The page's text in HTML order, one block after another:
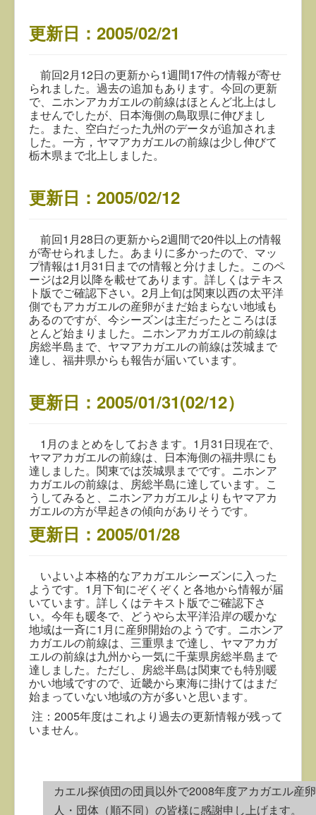
更新日：2005/02/21
前回2月12日の更新から1週間17件の情報が寄せ
られました。過去の追加もあります。今回の更新
で、ニホンアカガエルの前線はほとんど北上はし
ませんでしたが、日本海側の鳥取県に伸びまし
た。また、空白だった九州のデータが追加されま
した。一方，ヤマアカガエルの前線は少し伸びて
栃木県まで北上しました。
更新日：2005/02/12
前回1月28日の更新から2週間で20件以上の情報
が寄せられました。あまりに多かったので、マッ
プ情報は1月31日までの情報と分けました。このペ
ージは2月以降を載せてあります。詳しくはテキス
ト版でご確認下さい。2月上旬は関東以西の太平洋
側でもアカガエルの産卵がまだ始まらない地域も
あるのですが、今シーズンは主だったところはほ
とんど始まりました。ニホンアカガエルの前線は
房総半島まで、ヤマアカガエルの前線は茨城まで
達し、福井県からも報告が届いています。
更新日：2005/01/31(02/12）
1月のまとめをしておきます。1月31日現在で、
ヤマアカガエルの前線は、日本海側の福井県にも
達しました。関東では茨城県までです。ニホンア
カガエルの前線は、房総半島に達しています。こ
うしてみると、ニホンアカガエルよりもヤマアカ
ガエルの方が早起きの傾向がありそうです。
更新日：2005/01/28
いよいよ本格的なアカガエルシーズンに入った
ようです。1月下旬にぞくぞくと各地から情報が届
いています。詳しくはテキスト版でご確認下さ
い。今年も暖冬で、どうやら太平洋沿岸の暖かな
地域は一斉に1月に産卵開始のようです。ニホンア
カガエルの前線は、三重県まで達し、ヤマアカガ
エルの前線は九州から一気に千葉県房総半島まで
達しました。ただし、房総半島は関東でも特別暖
かい地域ですので、近畿から東海に掛けてはまだ
始まっていない地域の方が多いと思います。
注：2005年度はこれより過去の更新情報が残って
いません。
カエル探偵団の団員以外で2008年度アカガエル産
人・団体（順不同）の皆様に感謝申し上げます。